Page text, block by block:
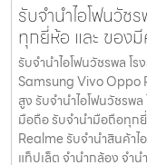
รับจำนำไอโฟนวัช
ทุกยี่ห้อ และ ของ
รับจำนำไอโฟนวัชรพล โ
Samsung Vivo Oppo
สูง รับจำนำไอโฟนวัชรพ
มือถือ รับจำนำมือถือทุก
Realme รับจำนำสินค้าไ
แท็ปเล็ต จำนำกล้อง จำ